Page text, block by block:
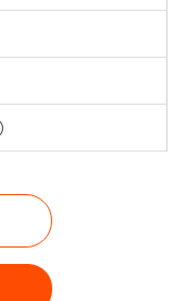
）